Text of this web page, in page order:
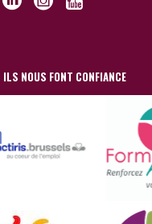
ILS NOUS FONT CONFIANCE